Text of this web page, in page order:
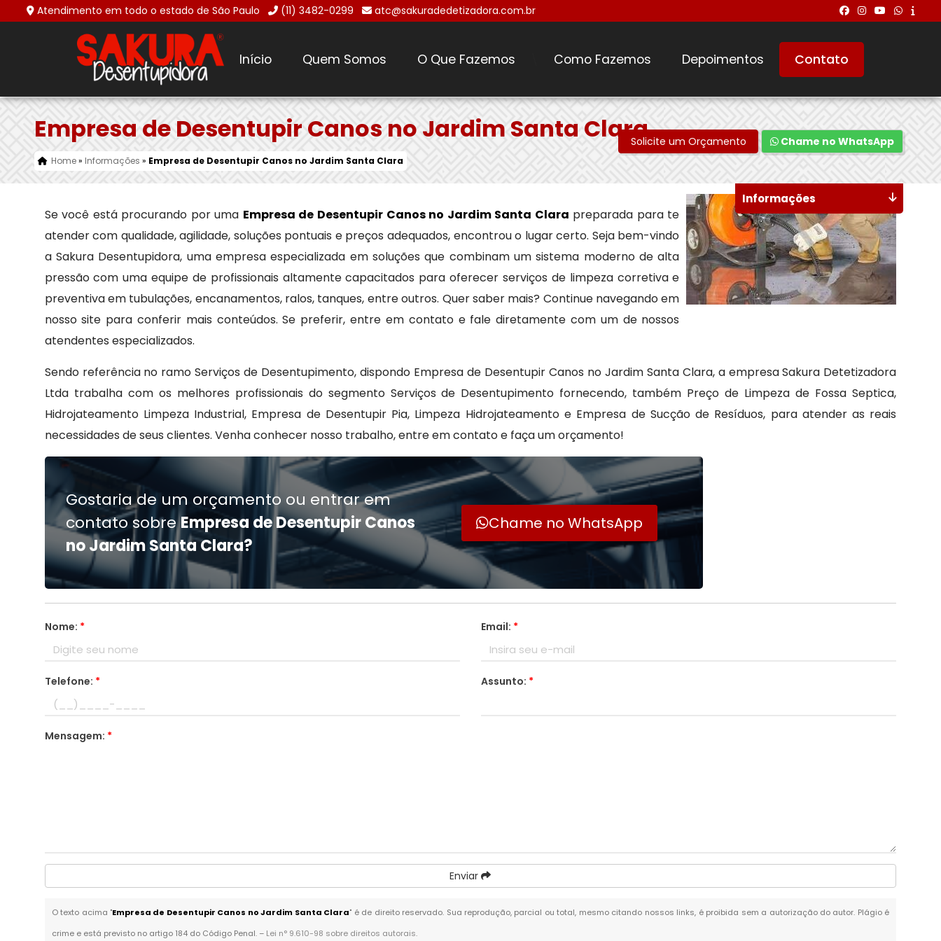
Atendimento em todo o estado de São Paulo (11) 3482-0299 atc@sakuradedetizadora.com.br
Início Quem Somos O Que Fazemos Como Fazemos Depoimentos Contato
Empresa de Desentupir Canos no Jardim Santa Clara
Home» Informações » Empresa de Desentupir Canos no Jardim Santa Clara
Solicite um Orçamento Chame no WhatsApp
Se você está procurando por uma Empresa de Desentupir Canos no Jardim Santa Clara preparada para te
atender com qualidade, agilidade, soluções pontuais e preços adequados, encontrou o lugar certo. Seja bem-vindo
a Sakura Desentupidora, uma empresa especializada em soluções que combinam um sistema moderno de alta
pressão com uma equipe de profissionais altamente capacitados para oferecer serviços de limpeza corretiva e
preventiva em tubulações, encanamentos, ralos, tanques, entre outros. Quer saber mais? Continue navegando em
nosso site para conferir mais conteúdos. Se preferir, entre em contato e fale diretamente com um de nossos
atendentes especializados.
Sendo referência no ramo Serviços de Desentupimento, dispondo Empresa de Desentupir Canos no Jardim Santa Clara, a empresa Sakura Detetizadora
Ltda trabalha com os melhores profissionais do segmento Serviços de Desentupimento fornecendo, também Preço de Limpeza de Fossa Septica,
Hidrojateamento Limpeza Industrial, Empresa de Desentupir Pia, Limpeza Hidrojateamento e Empresa de Sucção de Resíduos, para atender as reais
necessidades de seus clientes. Venha conhecer nosso trabalho, entre em contato e faça um orçamento!
Gostaria de um orçamento ou entrar em
contato sobreEmpresa de Desentupir Canos
no Jardim Santa Clara?
Chame no WhatsApp
Nome: * Email: *
Telefone: * Assunto: *
Mensagem: *
Enviar
O texto acima "Empresa de Desentupir Canos no Jardim Santa Clara" é de direito reservado. Sua reprodução, parcial ou total, mesmo citando nossos links, é proibida sem a autorização do autor. Plágio é
crime e está previsto no artigo 184 do Código Penal. – Lei n° 9.610-98 sobre direitos autorais.
Informações